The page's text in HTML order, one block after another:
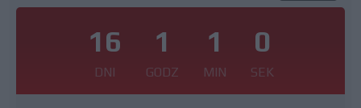
16
DNI
1
GODZ
0
MIN
59
SEK